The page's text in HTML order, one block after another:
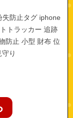
防止タグ iphone
トラッカー 追跡
防止 小型 財布 位
り